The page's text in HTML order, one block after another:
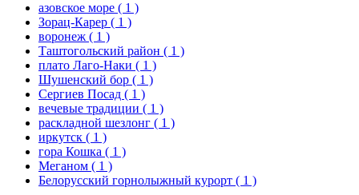
азовское море ( 1 )
Зорац-Карер ( 1 )
воронеж ( 1 )
Таштогольский район ( 1 )
плато Лаго-Наки ( 1 )
Шушенский бор ( 1 )
Сергиев Посад ( 1 )
вечевые традиции ( 1 )
раскладной шезлонг ( 1 )
иркутск ( 1 )
гора Кошка ( 1 )
Меганом ( 1 )
Белорусский горнолыжный курорт ( 1 )